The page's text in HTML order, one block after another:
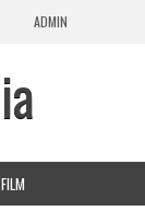
ADMIN